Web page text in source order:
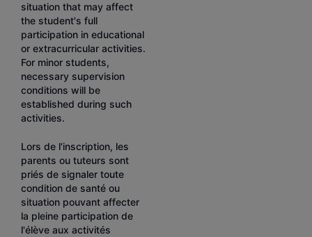
situation that may affect
the student's full
participation in educational
or extracurricular activities.
For minor students,
necessary supervision
conditions will be
established during such
activities.
Lors de l'inscription, les
parents ou tuteurs sont
priés de signaler toute
condition de santé ou
situation pouvant affecter
la pleine participation de
l'élève aux activités